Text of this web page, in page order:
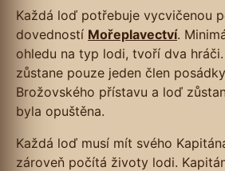
Každá loď potřebuje vycvičenou
dovedností Mořeplavectví.
ohledu na typ lodi, tvoří dva
zůstane pouze jeden člen
Brožovského přístavu a loď
byla opuštěna.
Každá loď musí mít svého
zároveň počítá životy lodi.